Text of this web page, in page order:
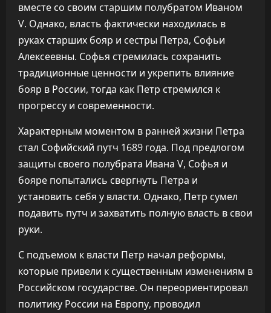
вместе со своим старшим полубратом Иваном
V. Однако, власть фактически находилась в
руках старших бояр и сестры Петра, Софьи
Алексеевны. Софья стремилась сохранить
традиционные ценности и укрепить влияние
бояр в России, тогда как Петр стремился к
прогрессу и современности.
Характерным моментом в ранней жизни Петра
стал Софийский путч 1689 года. Под предлогом
защиты своего полубрата Ивана V, Софья и
бояре попытались свергнуть Петра и
установить себя у власти. Однако, Петр сумел
подавить путч и захватить полную власть в свои
руки.
С подъемом к власти Петр начал реформы,
которые привели к существенным изменениям в
Российском государстве. Он переориентировал
политику России на Европу, проводил